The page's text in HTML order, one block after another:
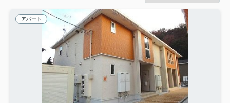
アパート